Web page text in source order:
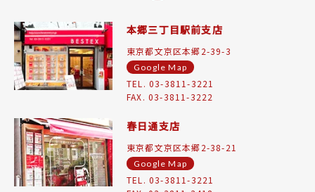
本郷三丁目駅前支店
東京都文京区本郷2-39-3
Google Map
TEL. 03-3811-3221
FAX. 03-3811-3222
春日通支店
東京都文京区本郷2-38-21
Google Map
TEL. 03-3811-3221